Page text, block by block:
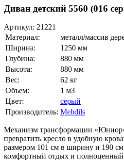
Диван детский 5560 (016
Артикул: 21221
Материал:
металл/массив
Ширина:
1250 мм
Глубина:
880 мм
Высота:
880 мм
Вес:
62 кг
Объем:
1 м3
Цвет:
серый
Производитель: Mebdils
Механизм трансформации «Юниор»
превратить кресло в удобную
размером 101 см в ширину и 190
комфортный отдых и полноценный